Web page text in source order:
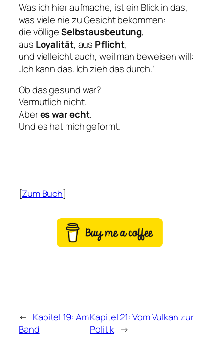
Was ich hier aufmache, ist ein Blick in das,
was viele nie zu Gesicht bekommen:
die völligeSelbstausbeutung,
aus Loyalität, aus Pflicht,
und vielleicht auch, weil man beweisen will:
„Ich kann das. Ich zieh das durch.“
Ob das gesund war?
Vermutlich nicht.
Aberes war echt.
Und es hat mich geformt.
[Zum Buch]
← Kapitel 19: Am
Band
Kapitel 21: Vom Vulkan zur
Politik →